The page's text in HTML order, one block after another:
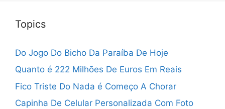
Topics
Do Jogo Do Bicho Da Paraíba De Hoje
Quanto é 222 Milhões De Euros Em Reais
Fico Triste Do Nada é Começo A Chorar
Capinha De Celular Personalizada Com Foto